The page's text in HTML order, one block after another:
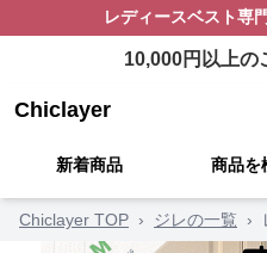
レディースベスト専
10,000円以上の
Chiclayer
新着商品 商品を
Chiclayer TOP › ジレの一覧 ›